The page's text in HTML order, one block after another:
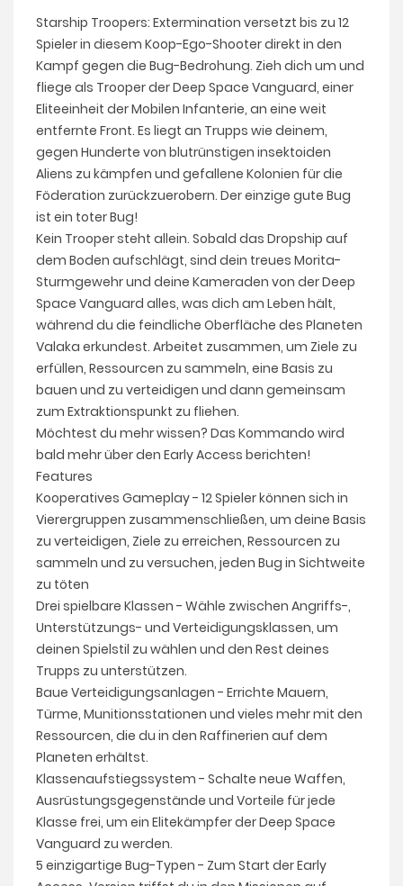
Starship Troopers: Extermination versetzt bis zu 12
Spieler in diesem Koop-Ego-Shooter direkt in den
Kampf gegen die Bug-Bedrohung. Zieh dich um und
fliege als Trooper der Deep Space Vanguard, einer
Eliteeinheit der Mobilen Infanterie, an eine weit
entfernte Front. Es liegt an Trupps wie deinem,
gegen Hunderte von blutrünstigen insektoiden
Aliens zu kämpfen und gefallene Kolonien für die
Föderation zurückzuerobern. Der einzige gute Bug
ist ein toter Bug!
Kein Trooper steht allein. Sobald das Dropship auf
dem Boden aufschlägt, sind dein treues Morita-
Sturmgewehr und deine Kameraden von der Deep
Space Vanguard alles, was dich am Leben hält,
während du die feindliche Oberfläche des Planeten
Valaka erkundest. Arbeitet zusammen, um Ziele zu
erfüllen, Ressourcen zu sammeln, eine Basis zu
bauen und zu verteidigen und dann gemeinsam
zum Extraktionspunkt zu fliehen.
Möchtest du mehr wissen? Das Kommando wird
bald mehr über den Early Access berichten!
Features
Kooperatives Gameplay - 12 Spieler können sich in
Vierergruppen zusammenschließen, um deine Basis
zu verteidigen, Ziele zu erreichen, Ressourcen zu
sammeln und zu versuchen, jeden Bug in Sichtweite
zu töten
Drei spielbare Klassen - Wähle zwischen Angriffs-,
Unterstützungs- und Verteidigungsklassen, um
deinen Spielstil zu wählen und den Rest deines
Trupps zu unterstützen.
Baue Verteidigungsanlagen - Errichte Mauern,
Türme, Munitionsstationen und vieles mehr mit den
Ressourcen, die du in den Raffinerien auf dem
Planeten erhältst.
Klassenaufstiegssystem - Schalte neue Waffen,
Ausrüstungsgegenstände und Vorteile für jede
Klasse frei, um ein Elitekämpfer der Deep Space
Vanguard zu werden.
5 einzigartige Bug-Typen - Zum Start der Early